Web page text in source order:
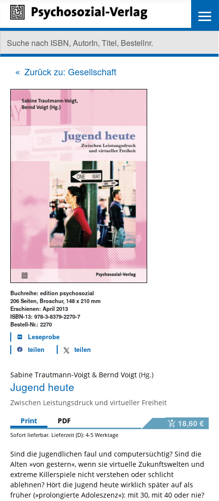
Zurück zu: Gesellschaft
Buchreihe: edition psychosozial
206 Seiten, Broschur, 148 x 210 mm
Erschienen: April 2013
ISBN-13: 978-3-8379-2270-7
Bestell-Nr.: 2270
Leseprobe
teilen
teilen
Sabine Trautmann-Voigt & Bernd Voigt
Jugend heute
Zwischen Leistungsdruck und virtueller Freiheit
Print
PDF 18,60 €
Sofort lieferbar. Lieferzeit (D): 4-5 Werktage
Sind die Jugendlichen faul und computersüchtig? Sind die
Alten »von gestern«, wenn sie virtuelle Zukunftswelten und
extreme Killerspiele nicht verstehen oder schlicht
ablehnen? Hört die Jugend heute wirklich später auf als
früher (»prolongierte Adoleszenz«): mit 30, mit 40 oder nie?
≡